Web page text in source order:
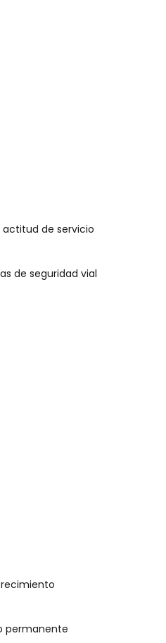
actitud de servicio
de seguridad vial
permanente